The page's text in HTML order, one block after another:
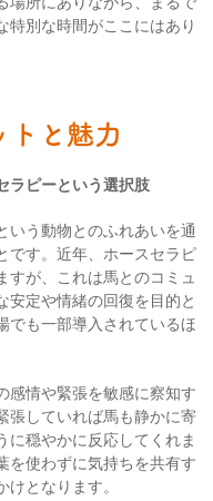
特別な時間がここにはあり
トと魅力
ラピーという選択肢
いう動物とのふれあいを通
です。近年、ホースセラピ
すが、これは馬とのコミュ
安定や情緒の回復を目的と
でも一部導入されているほ
感情や緊張を敏感に察知す
張していれば馬も静かに寄
に穏やかに反応してくれま
を使わずに気持ちを共有す
となります。